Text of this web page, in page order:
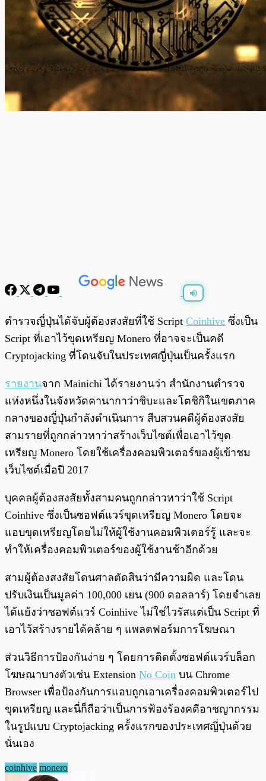
พร้อมเล่น 0:00
ตำรวจญี่ปุ่นได้จับผู้ต้องสงสัยที่ใช้ Script Coinhive ซึ่งเป็น
Script ที่เอาไว้ขุดเหรียญ Monero ที่อาจจะเป็นคดี
Cryptojacking ที่โดนจับในประเทศญี่ปุ่นเป็นครั้งแรก
รายงานจาก Mainichi ได้รายงานว่า สำนักงานตำรวจ
แห่งหนึ่งในจังหวัดคานากาว่าชิบะและโตชิกิในเขตภาค
กลางของญี่ปุ่นกำลังดำเนินการ สืบสวนคดีผู้ต้องสงสัย
สามรายที่ถูกกล่าวหาว่าสร้างเว็บไซต์เพื่อเอาไว้ขุด
เหรียญ Monero โดยใช้เครื่องคอมพิวเตอร์ของผู้เข้าชม
เว็บไซต์เมื่อปี 2017
บุคคลผู้ต้องสงสัยทั้งสามคนถูกกล่าวหาว่าใช้ Script
Coinhive ซึ่งเป็นซอฟต์แวร์ขุดเหรียญ Monero โดยจะ
แอบขุดเหรียญโดยไม่ให้ผู้ใช้งานคอมพิวเตอร์รู้ และจะ
ทำให้เครื่องคอมพิวเตอร์ของผู้ใช้งานช้าอีกด้วย
สามผู้ต้องสงสัยโดนศาลตัดสินว่ามีความผิด และโดน
ปรับเงินเป็นมูลค่า 100,000 เยน (900 ดอลลาร์) โดยจำเลย
ได้แย้งว่าซอฟต์แวร์ Coinhive ไม่ใช่ไวรัสแต่เป็น Script ที่
เอาไว้สร้างรายได้คล้าย ๆ แพลตฟอร์มการโฆษณา
ส่วนวิธีการป้องกันง่าย ๆ โดยการติดตั้งซอฟต์แวร์บล็อก
โฆษณาบางตัวเช่น Extension No Coin บน Chrome
Browser เพื่อป้องกันการแอบถูกเอาเครื่องคอมพิวเตอร์ไป
ขุดเหรียญ และนี่ก็ถือว่าเป็นการฟ้องร้องคดีอาชญากรรม
ในรูปแบบ Cryptojacking ครั้งแรกของประเทศญี่ปุ่นด้วย
นั่นเอง
coinhive monero